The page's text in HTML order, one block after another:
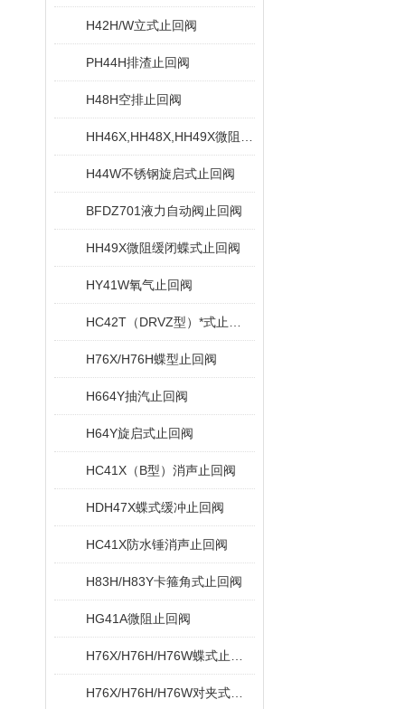
H42H/W立式止回阀
PH44H排渣止回阀
H48H空排止回阀
H44W不锈钢旋启式止回阀
BFDZ701液力自动阀止回阀
HH49X微阻缓闭蝶式止回阀
HY41W氧气止回阀
H76X/H76H蝶型止回阀
H664Y抽汽止回阀
H64Y旋启式止回阀
HC41X（B型）消声止回阀
HDH47X蝶式缓冲止回阀
HC41X防水锤消声止回阀
H83H/H83Y卡箍角式止回阀
HG41A微阻止回阀